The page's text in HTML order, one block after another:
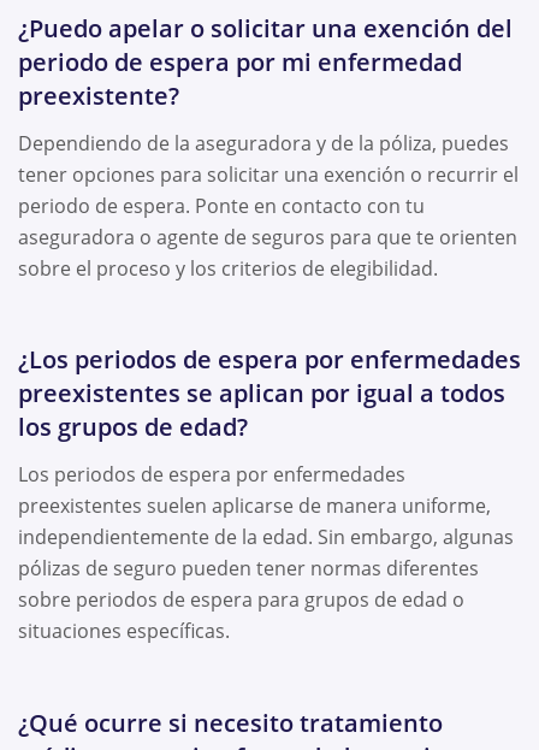
¿Puedo apelar o solicitar una exención del
periodo de espera por mi enfermedad
preexistente?
Dependiendo de la aseguradora y de la póliza, puedes
tener opciones para solicitar una exención o recurrir el
periodo de espera. Ponte en contacto con tu
aseguradora o agente de seguros para que te orienten
sobre el proceso y los criterios de elegibilidad.
¿Los periodos de espera por enfermedades
preexistentes se aplican por igual a todos
los grupos de edad?
Los periodos de espera por enfermedades
preexistentes suelen aplicarse de manera uniforme,
independientemente de la edad. Sin embargo, algunas
pólizas de seguro pueden tener normas diferentes
sobre periodos de espera para grupos de edad o
situaciones específicas.
¿Qué ocurre si necesito tratamiento